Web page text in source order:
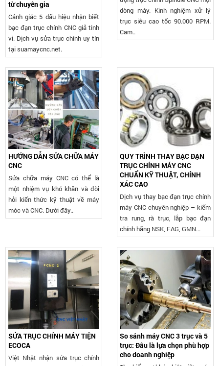
từ chuyên gia
Cảnh giác 5 dấu hiệu nhận biết
bạc đạn trục chính CNC giả tinh
vi. Dịch vụ sửa trục chính uy tín
tại suamaycnc.net.
dòng máy. Kinh nghiệm xử lý
trục siêu cao tốc 90.000 RPM.
Cam..
HƯỚNG DẪN SỬA CHỮA MÁY
CNC
Sửa chữa máy CNC có thể là
một nhiệm vụ khó khăn và đòi
hỏi kiến thức kỹ thuật về máy
móc và CNC. Dưới đây..
QUY TRÌNH THAY BẠC ĐẠN
TRỤC CHÍNH MÁY CNC
CHUẨN KỸ THUẬT, CHÍNH
XÁC CAO
Dịch vụ thay bạc đạn trục chính
máy CNC chuyên nghiệp – kiểm
tra rung, rà trục, lắp bạc đạn
chính hãng NSK, FAG, GMN...
SỬA TRỤC CHÍNH MÁY TIỆN
ECOCA
Việt Nhật nhận sửa trục chính
So sánh máy CNC 3 trục và 5
trục: Đâu là lựa chọn phù hợp
cho doanh nghiệp